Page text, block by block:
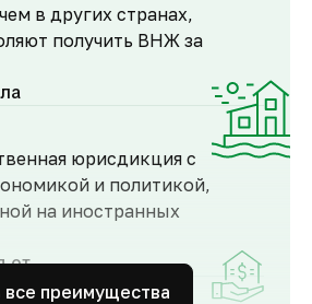
в других странах,
получить ВНЖ за
юрисдикция с
и политикой,
на иностранных
от
преимущества